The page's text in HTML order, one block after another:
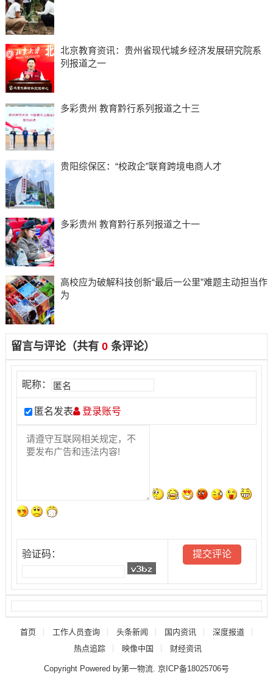
北京教育资讯：贵州省现代城乡经济发展研究院系
列报道之一
多彩贵州 教育黔行系列报道之十三
贵阳综保区：“校政企”联育跨境电商人才
多彩贵州 教育黔行系列报道之十一
高校应为破解科技创新“最后一公里”难题主动担当作
为
留言与评论（共有 0条评论）
昵称：
匿名发表 登录账号
验证码：
首页 工作人员查询 头条新闻 国内资讯
深度报道
热点追踪
映像中国 财经资讯
Copyright Powered by第一物流. 京ICP备18025706号